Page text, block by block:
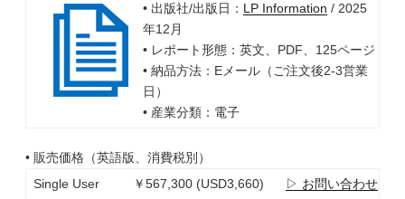
• 出版社/出版日： LP Information / 2025
年12月
• レポート形態：英文、PDF、125ページ
• 納品方法：Eメール（ご注文後2-3営業
日）
• 産業分類：電子
• 販売価格（英語版、消費税別）
Single User
￥567,300 (USD3,660) ▷ お問い合わせ